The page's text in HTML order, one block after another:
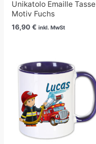
Unikatolo Emaille Tasse
Motiv Fuchs
16,90 € inkl. MwSt